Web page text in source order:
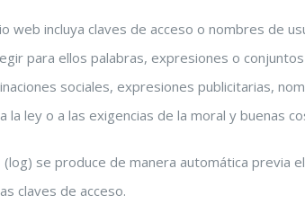
web incluya claves de acceso o nombres de
para ellos palabras, expresiones o
sociales, expresiones publicitarias,
la ley o a las exigencias de la moral y buenas
se produce de manera automática
claves de acceso.